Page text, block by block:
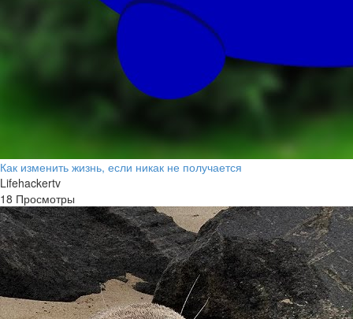
Как изменить жизнь, если никак не получается
Lifehackertv
18 Просмотры